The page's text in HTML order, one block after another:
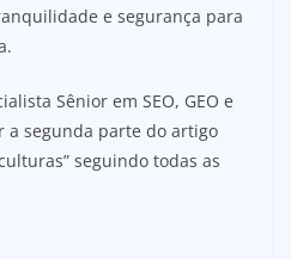
e segurança para
Sênior em SEO, GEO e
a segunda parte do artigo
seguindo todas as